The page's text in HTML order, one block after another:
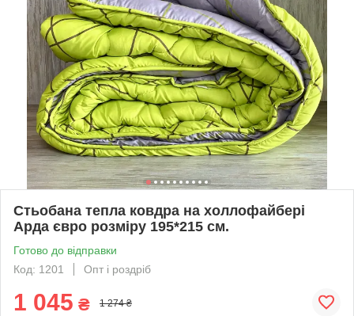
Стьобана тепла ковдра на холлофайбері
Арда євро розміру 195*215 см.
Готово до відправки
Код: 1201
Опт і роздріб
1 045 ₴ 1 274 ₴